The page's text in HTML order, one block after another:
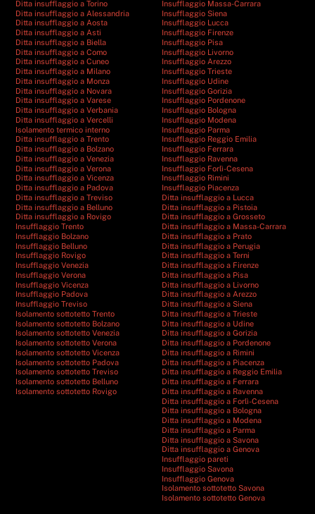
Ditta insufflaggio a Torino
Ditta insufflaggio a Alessandria
Ditta insufflaggio a Aosta
Ditta insufflaggio a Asti
Ditta insufflaggio a Biella
Ditta insufflaggio a Como
Ditta insufflaggio a Cuneo
Ditta insufflaggio a Milano
Ditta insufflaggio a Monza
Ditta insufflaggio a Novara
Ditta insufflaggio a Varese
Ditta insufflaggio a Verbania
Ditta insufflaggio a Vercelli
Isolamento termico interno
Ditta insufflaggio a Trento
Ditta insufflaggio a Bolzano
Ditta insufflaggio a Venezia
Ditta insufflaggio a Verona
Ditta insufflaggio a Vicenza
Ditta insufflaggio a Padova
Ditta insufflaggio a Treviso
Ditta insufflaggio a Belluno
Ditta insufflaggio a Rovigo
Insufflaggio Trento
Insufflaggio Bolzano
Insufflaggio Belluno
Insufflaggio Rovigo
Insufflaggio Venezia
Insufflaggio Verona
Insufflaggio Vicenza
Insufflaggio Padova
Insufflaggio Treviso
Isolamento sottotetto Trento
Isolamento sottotetto Bolzano
Isolamento sottotetto Venezia
Isolamento sottotetto Verona
Isolamento sottotetto Vicenza
Isolamento sottotetto Padova
Isolamento sottotetto Treviso
Isolamento sottotetto Belluno
Isolamento sottotetto Rovigo
Insufflaggio Massa-Carrara
Insufflaggio Siena
Insufflaggio Lucca
Insufflaggio Firenze
Insufflaggio Pisa
Insufflaggio Livorno
Insufflaggio Arezzo
Insufflaggio Trieste
Insufflaggio Udine
Insufflaggio Gorizia
Insufflaggio Pordenone
Insufflaggio Bologna
Insufflaggio Modena
Insufflaggio Parma
Insufflaggio Reggio Emilia
Insufflaggio Ferrara
Insufflaggio Ravenna
Insufflaggio Forlì-Cesena
Insufflaggio Rimini
Insufflaggio Piacenza
Ditta insufflaggio a Lucca
Ditta insufflaggio a Pistoia
Ditta insufflaggio a Grosseto
Ditta insufflaggio a Massa-Carrara
Ditta insufflaggio a Prato
Ditta insufflaggio a Perugia
Ditta insufflaggio a Terni
Ditta insufflaggio a Firenze
Ditta insufflaggio a Pisa
Ditta insufflaggio a Livorno
Ditta insufflaggio a Arezzo
Ditta insufflaggio a Siena
Ditta insufflaggio a Trieste
Ditta insufflaggio a Udine
Ditta insufflaggio a Gorizia
Ditta insufflaggio a Pordenone
Ditta insufflaggio a Rimini
Ditta insufflaggio a Piacenza
Ditta insufflaggio a Reggio Emilia
Ditta insufflaggio a Ferrara
Ditta insufflaggio a Ravenna
Ditta insufflaggio a Forlì-Cesena
Ditta insufflaggio a Bologna
Ditta insufflaggio a Modena
Ditta insufflaggio a Parma
Ditta insufflaggio a Savona
Ditta insufflaggio a Genova
Insufflaggio pareti
Insufflaggio Savona
Insufflaggio Genova
Isolamento sottotetto Savona
Isolamento sottotetto Genova